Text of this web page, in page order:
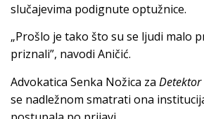
slučajevima podignute optužnice.
„Prošlo je tako što su se ljudi malo
priznali”, navodi Aničić.
Advokatica Senka Nožica za Detektor
se nadležnom smatrati ona